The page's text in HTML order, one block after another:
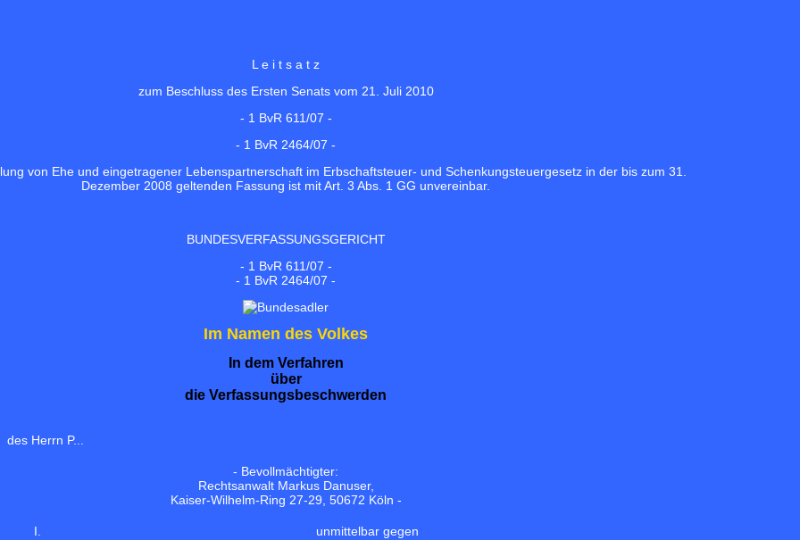
L e i t s a t z
zum Beschluss des Ersten Senats vom 21. Juli 2010
- 1 BvR 611/07 -
- 1 BvR 2464/07 -
von Ehe und eingetragener Lebenspartnerschaft im Erbschaftsteuer- und Schenkungsteuergesetz in der bis zum 31.
Dezember 2008 geltenden Fassung ist mit Art. 3 Abs. 1 GG unvereinbar.
BUNDESVERFASSUNGSGERICHT
- 1 BvR 611/07 -
- 1 BvR 2464/07 -
Im Namen des Volkes
In dem Verfahren
über
die Verfassungsbeschwerden
des Herrn P...
- Bevollmächtigter:
Rechtsanwalt Markus Danuser,
Kaiser-Wilhelm-Ring 27-29, 50672 Köln -
I.
unmittelbar gegen